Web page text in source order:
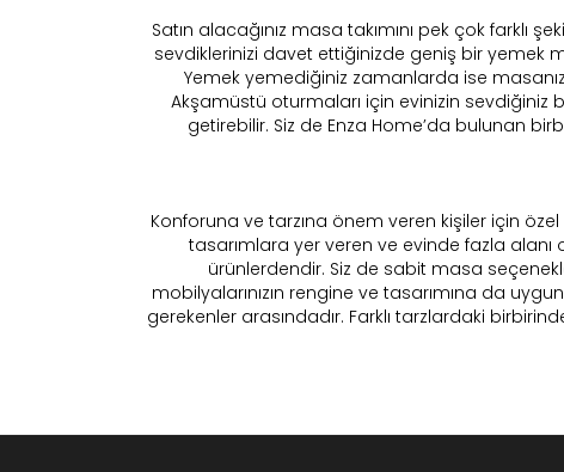
Satın alacağınız masa takımını pek çok farklı
sevdiklerinizi davet ettiğinizde geniş bir yemek
Yemek yemediğiniz zamanlarda ise
Akşamüstü oturmaları için evinizin sevdiğiniz
getirebilir. Siz de Enza Home’da bulunan
Konforuna ve tarzına önem veren kişiler için
tasarımlara yer veren ve evinde fazla
ürünlerdendir. Siz de sabit masa
mobilyalarınızın rengine ve tasarımına da
gerekenler arasındadır. Farklı tarzlardaki